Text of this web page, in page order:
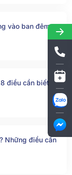
vào ban đêm
điều cần biết
Những điều cần